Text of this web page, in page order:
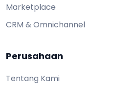
Marketplace
CRM & Omnichannel
Perusahaan
Tentang Kami